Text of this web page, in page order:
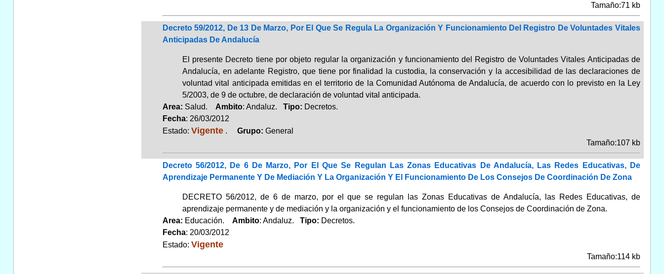
Tamaño:71 kb
Decreto 59/2012, De 13 De Marzo, Por El Que Se Regula La Organización Y Funcionamiento Del Registro De Voluntades Vitales
Anticipadas De Andalucía
El presente Decreto tiene por objeto regular la organización y funcionamiento del Registro de Voluntades Vitales Anticipadas de
Andalucía, en adelante Registro, que tiene por finalidad la custodia, la conservación y la accesibilidad de las declaraciones de
voluntad vital anticipada emitidas en el territorio de la Comunidad Autónoma de Andalucía, de acuerdo con lo previsto en la Ley
5/2003, de 9 de octubre, de declaración de voluntad vital anticipada.
Area: Salud. Ambito: Andaluz. Tipo: Decretos.
Fecha: 26/03/2012
Estado: Vigente. Grupo: General
Tamaño:107 kb
Decreto 56/2012, De 6 De Marzo, Por El Que Se Regulan Las Zonas Educativas De Andalucía, Las Redes Educativas, De
Aprendizaje Permanente Y De Mediación Y La Organización Y El Funcionamiento De Los Consejos De Coordinación De Zona
DECRETO 56/2012, de 6 de marzo, por el que se regulan las Zonas Educativas de Andalucía, las Redes Educativas, de
aprendizaje permanente y de mediación y la organización y el funcionamiento de los Consejos de Coordinación de Zona.
Area: Educación. Ambito: Andaluz. Tipo: Decretos.
Fecha: 20/03/2012
Estado: Vigente
Tamaño:114 kb